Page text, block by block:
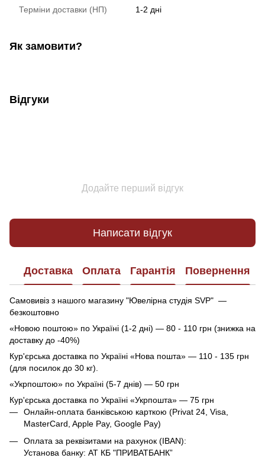
Терміни доставки (НП) 1-2 дні
Як замовити?
Відгуки
Додайте перший відгук
Написати відгук
Доставка Оплата Гарантія Повернення
Самовивіз з нашого магазину "Ювелірна студія SVP" —
безкоштовно
«Новою поштою» по Україні (1-2 дні) — 80 - 110 грн (знижка на
доставку до -40%)
Кур'єрська доставка по Україні «Нова пошта» — 110 - 135 грн
(для посилок до 30 кг).
«Укрпоштою» по Україні (5-7 днів) — 50 грн
Кур'єрська доставка по Україні «Укрпошта» — 75 грн
Онлайн-оплата банківською карткою (Privat 24, Visa,
MasterCard, Apple Pay, Google Pay)
Оплата за реквізитами на рахунок (IBAN):
Установа банку: АТ КБ "ПРИВАТБАНК”